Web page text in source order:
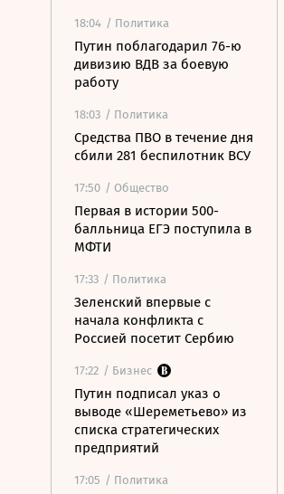
18:04 / Политика
Путин поблагодарил 76-ю
дивизию ВДВ за боевую
работу
18:03 / Политика
Средства ПВО в течение дня
сбили 281 беспилотник ВСУ
17:50 / Общество
Первая в истории 500-
балльница ЕГЭ поступила в
МФТИ
17:33 / Политика
Зеленский впервые с
начала конфликта с
Россией посетит Сербию
17:22 / Бизнес
Путин подписал указ о
выводе «Шереметьево» из
списка стратегических
предприятий
17:05 / Политика